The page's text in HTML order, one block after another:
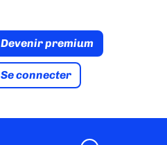
Devenir premium
Se connecter